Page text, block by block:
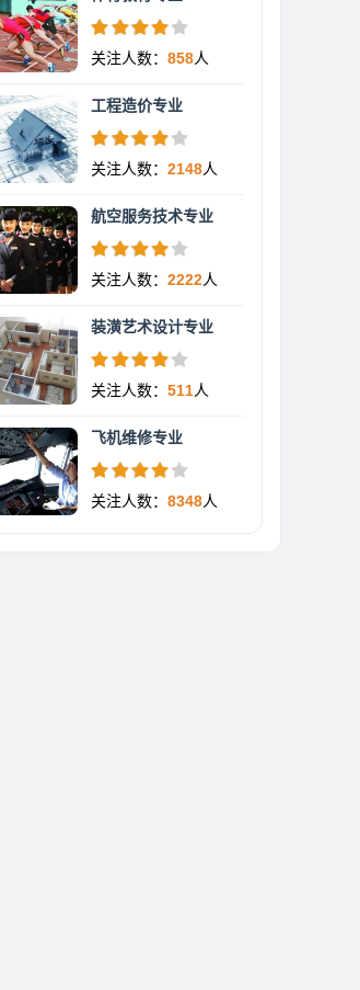
关注人数： 858人
工程造价专业
关注人数： 2148人
航空服务技术专业
关注人数： 2222人
装潢艺术设计专业
关注人数： 511人
飞机维修专业
关注人数： 8348人